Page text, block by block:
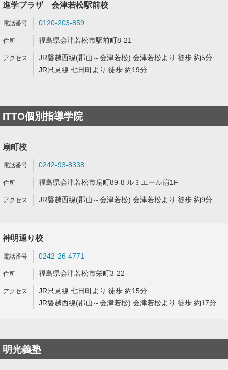
進学プラザ 会津若松駅前校
0120-203-859
福島県会津若松市駅前町8-21
JR磐越西線(郡山～会津若松) 会津若松より 徒歩 約5分
JR只見線 七日町より 徒歩 約19分
ITTO個別指導学院
扇町校
0242-93-8338
福島県会津若松市扇町89-8 ルミエール扇1F
JR磐越西線(郡山～会津若松) 会津若松より 徒歩 約9分
神明通り校
0242-26-4771
福島県会津若松市栄町3-22
JR只見線 七日町より 徒歩 約15分
JR磐越西線(郡山～会津若松) 会津若松より 徒歩 約17分
明光義塾